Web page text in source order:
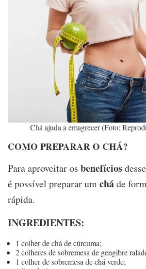
Chá ajuda a emagrecer (Foto:
COMO PREPARAR O CHÁ?
Para aproveitar os benefícios
é possível preparar umcháde
rápida.
INGREDIENTES:
1 colher de chá de cúrcuma;
2 colheres de sobremesa de gengibre
1 colher de sobremesa de chá verde;